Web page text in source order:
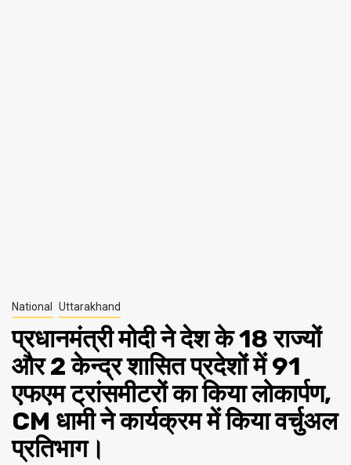
National Uttarakhand
प्रधानमंत्री मोदी ने देश के 18 राज्यों
और 2 केन्द्र शासित प्रदेशों में 91
एफएम ट्रांसमीटरों का किया लोकार्पण,
CM धामी ने कार्यक्रम में किया वर्चुअल
प्रतिभाग।